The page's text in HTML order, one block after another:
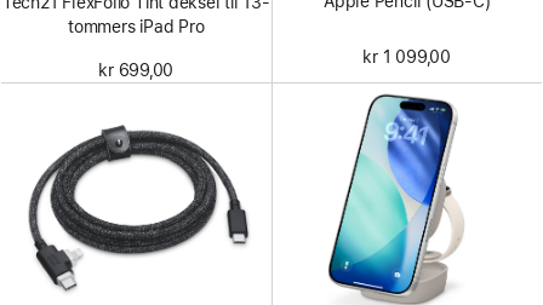
tommers iPad Pro
kr 699,00
kr 1 099,00